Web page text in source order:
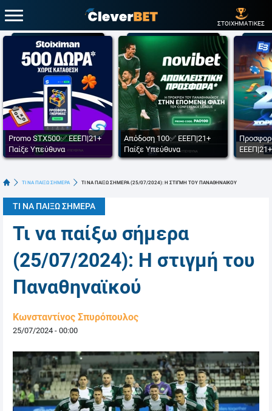
ΣΤΟΙΧΗΜΑΤΙΚΕΣ
Promo STX500✅ ΕΕΕΠ|21+
Παίξε Υπεύθυνα
Απόδοση 100✅ ΕΕΕΠ|21+
Παίξε Υπεύθυνα
ΤΙ ΝΑ ΠΑΙΞΩ ΣΗΜΕΡΑ ΤΙ ΝΑ ΠΑΙΞΩ ΣΗΜΕΡΑ (25/07/2024): Η ΣΤΙΓΜΗ ΤΟΥ ΠΑΝΑΘΗΝΑΙΚΟΥ
ΤΙ ΝΑ ΠΑΙΞΩ ΣΗΜΕΡΑ
Τι να παίξω σήμερα
(25/07/2024): Η στιγμή του
Παναθηναϊκού
Κωνσταντίνος Σπυρόπουλος
25/07/2024 - 00:00